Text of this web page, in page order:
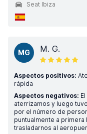
Seat Ibiza
MG M. G.
Aspectos positivos:
rápida
Aspectos negativos:
aterrizamos y luego
por el número de
puntualmente a primera
trasladarnos al